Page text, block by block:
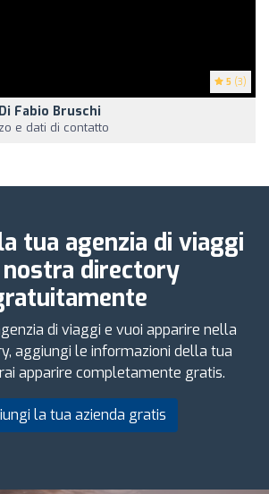
5 (3)
Fabio Bruschi
e dati di contatto
tua agenzia di viaggi
directory
di viaggi e vuoi apparire nella
aggiungi le informazioni della tua
apparire completamente gratis.
la tua azienda gratis